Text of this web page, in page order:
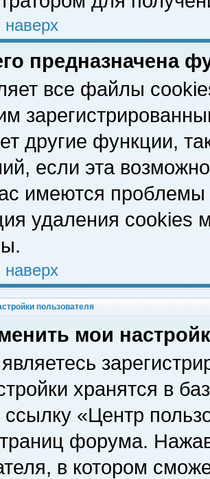
наверх
предназначена
все файлы
другие функции,
если эта
имеются
удаления cookies
наверх
пользователя
мои
хранятся в
«Центр
форума.
в котором